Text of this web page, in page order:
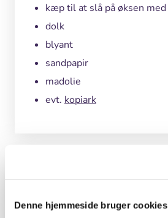
Denne hjemmeside bruger cookies
kæp til at slå på øksen med
dolk
blyant
sandpapir
madolie
evt. kopiark
1-2 timer.